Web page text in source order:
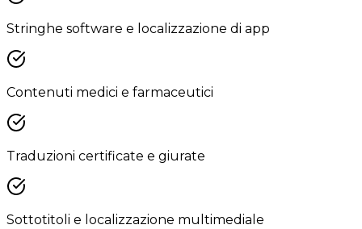
Stringhe software e localizzazione di app
Contenuti medici e farmaceutici
Traduzioni certificate e giurate
Sottotitoli e localizzazione multimediale